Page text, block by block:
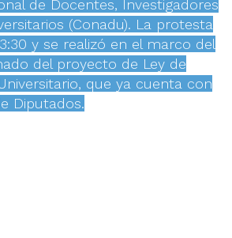
de Docentes, Investigadores
(Conadu). La protesta
y se realizó en el marco del
del proyecto de Ley de
que ya cuenta con
Diputados.